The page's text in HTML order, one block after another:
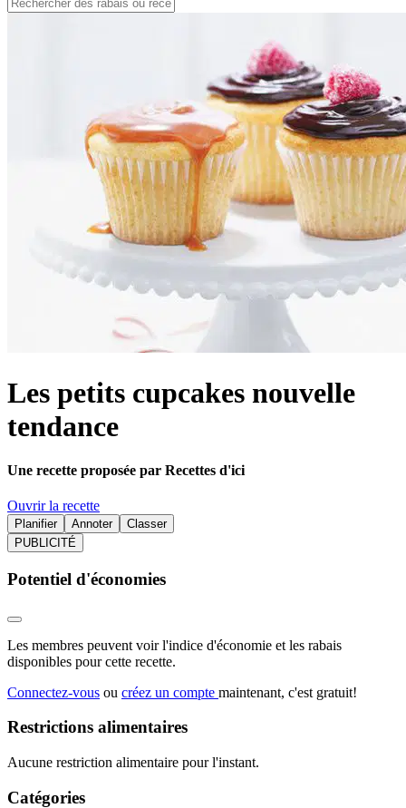
Les petits cupcakes nouvelle
tendance
Une recette proposée par Recettes d'ici
Ouvrir la recette
Planifier Annoter
Classer
PUBLICITÉ
Potentiel d'économies
Les membres peuvent voir l'indice d'économie et les rabais
disponibles pour cette recette.
Connectez-vous ou créez un compte maintenant, c'est gratuit!
Restrictions alimentaires
Aucune restriction alimentaire pour l'instant.
Catégories